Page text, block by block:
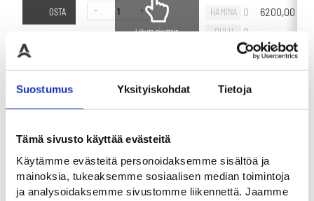
Suostumus Yksityiskohdat Tietoja
Tämä sivusto käyttää evästeitä
Käytämme evästeitä personoidaksemme sisältöä ja
mainoksia, tukeaksemme sosiaalisen median toimintoja
ja analysoidaksemme sivustomme liikennettä. Jaamme
OSTA - + HAMINA 0
OULU 0
6200,00
OSTA
VANTAA 0
Liikuta sivuttain